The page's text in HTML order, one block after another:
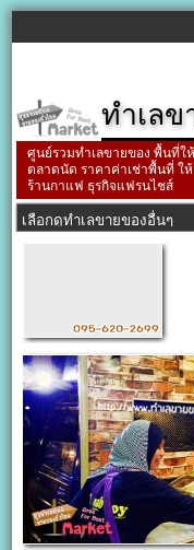
ทำเลข
ศูนย์รวมทำเลขายของ พื้นที่ใ
ตลาดนัด ราคาค่าเช่าพื้นที่ ใ
ร้านกาแฟ ธุรกิจแฟรนไชส์